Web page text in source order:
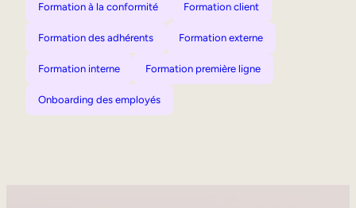
Formation à la conformité Formation client
Formation des adhérents Formation externe
Formation interne Formation première ligne
Onboarding des employés